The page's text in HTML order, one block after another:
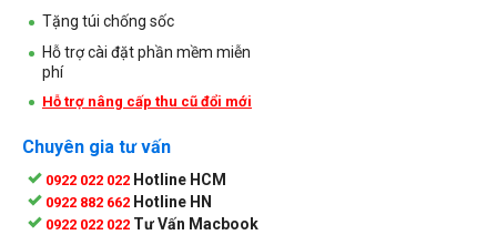
Tặng túi chống sốc
Hỗ trợ cài đặt phần mềm miễn
phí
Hỗ trợ nâng cấp thu cũ đổi mới
Chuyên gia tư vấn
0922 022 022 Hotline HCM
0922 882 662 Hotline HN
0922 022 022 Tư Vấn Macbook